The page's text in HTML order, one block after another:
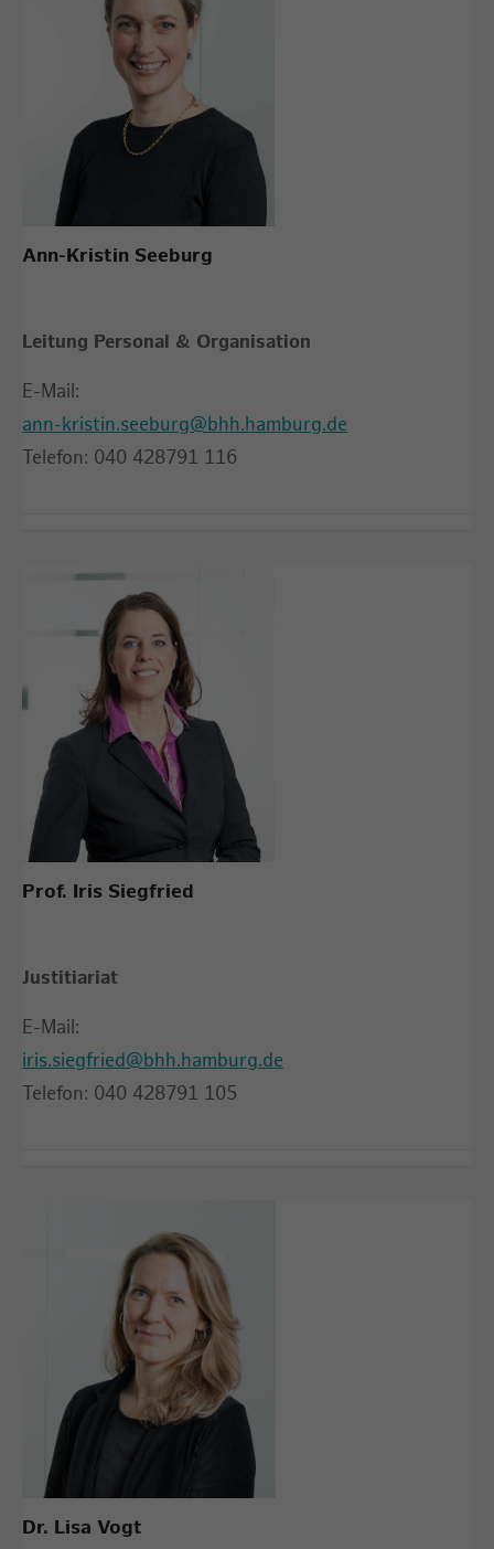
Ann-Kristin Seeburg
Leitung Personal & Organisation
E-Mail:
ann-kristin.seeburg@bhh.hamburg.de
Telefon: 040 428791 116
Prof. Iris Siegfried
Justitiariat
E-Mail:
iris.siegfried@bhh.hamburg.de
Telefon: 040 428791 105
Dr. Lisa Vogt